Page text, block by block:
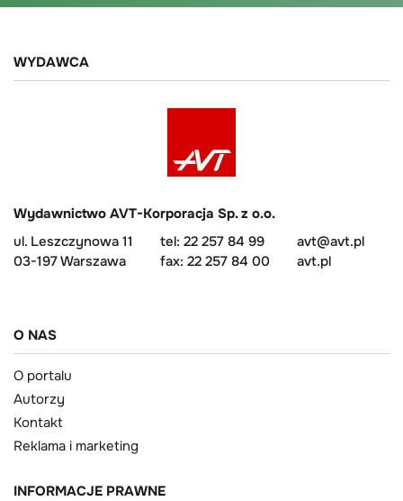
WYDAWCA
Wydawnictwo AVT-Korporacja Sp. z o.o.
ul. Leszczynowa 11
03-197 Warszawa
tel: 22 257 84 99
fax: 22 257 84 00
avt@avt.pl
avt.pl
O NAS
O portalu
Autorzy
Kontakt
Reklama i marketing
INFORMACJE PRAWNE